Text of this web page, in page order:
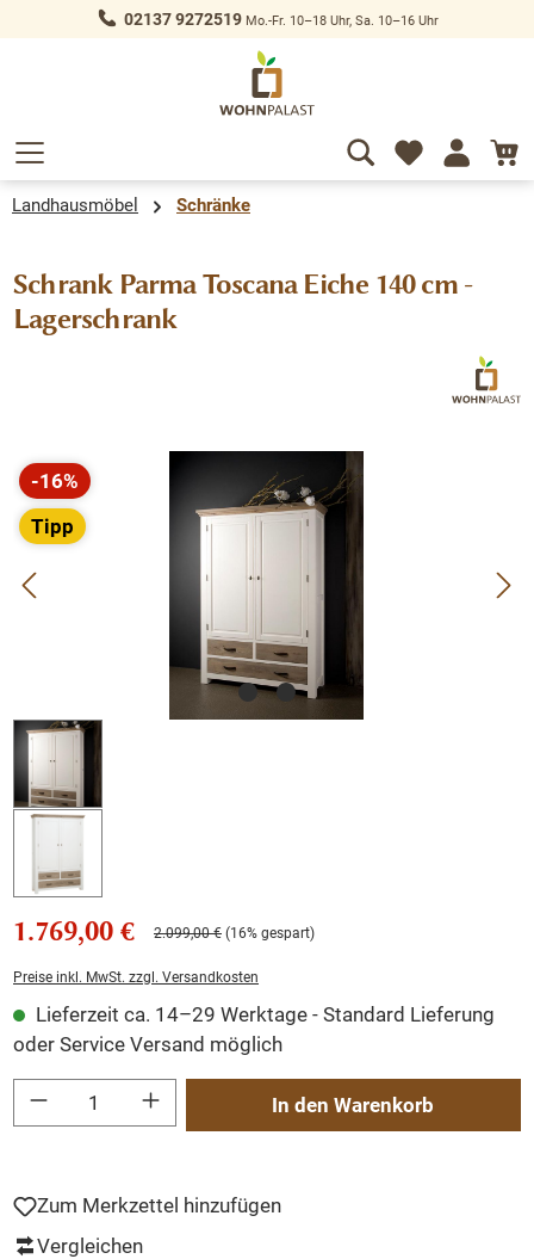
springen 02137 9272519Mo.-Fr. 10–18 Uhr, Sa. 10–16 Uhr
Landhausmöbel Schränke
Schrank Parma Toscana Eiche 140 cm -
Lagerschrank
Bildergalerie überspringen
-16%
Rabatt
Tipp
1.769,00 € 2.099,00 € (16% gespart)
Preise inkl. MwSt. zzgl. Versandkosten
Lieferzeit ca. 14–29 Werktage - Standard Lieferung
oder Service Versand möglich
Produkt Anzahl: Gib den gewünschten Wert ein oder benutze die Schaltflächen
In den Warenkorb
Zum Merkzettel hinzufügen
Vergleichen